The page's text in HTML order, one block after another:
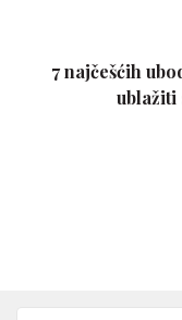
7 najčešćih
ublažiti